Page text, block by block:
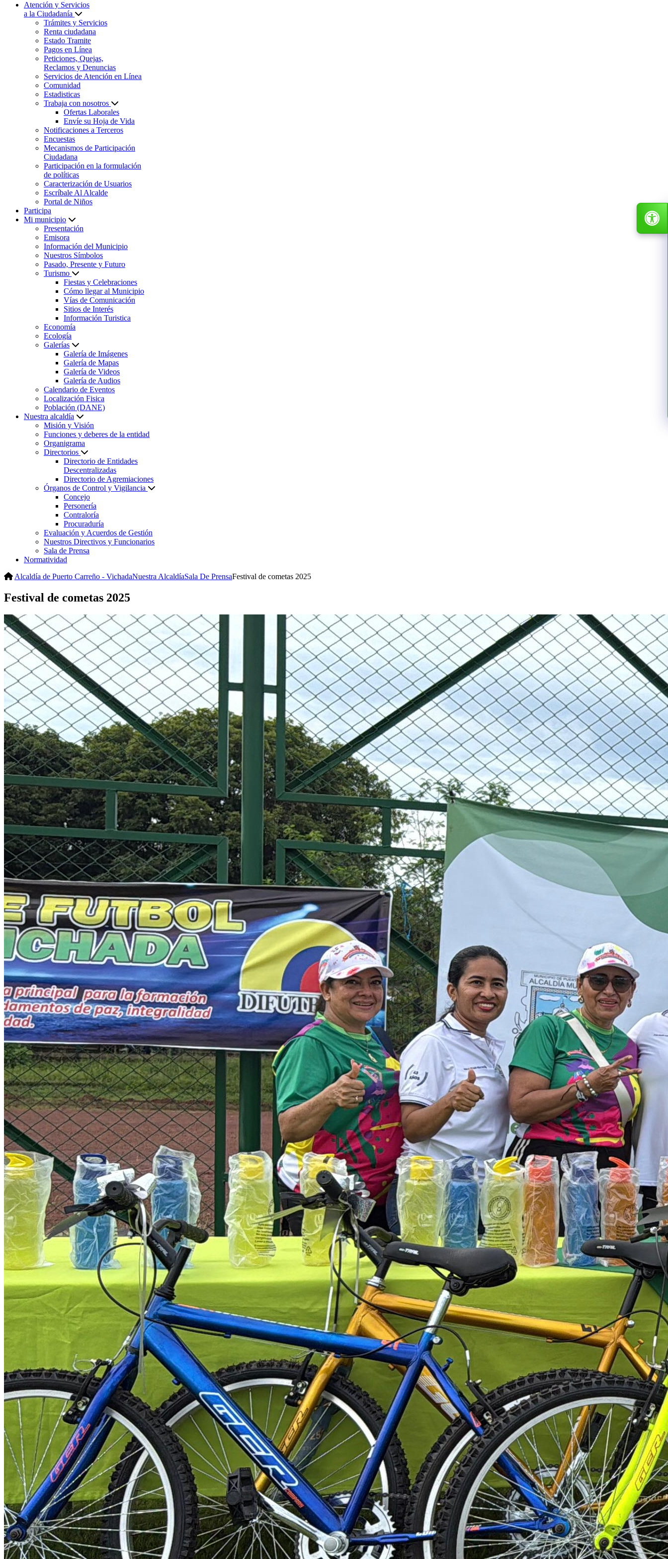
Atención y Servicios
a la Ciudadanía
Trámites y Servicios
Renta ciudadana
Estado Tramite
Pagos en Línea
Peticiones, Quejas,
Reclamos y Denuncias
Servicios de Atención en Línea
Comunidad
Estadisticas
Trabaja con nosotros
Ofertas Laborales
Envíe su Hoja de Vida
Notificaciones a Terceros
Encuestas
Mecanismos de Participación
Ciudadana
Participación en la formulación
de políticas
Caracterización de Usuarios
Escríbale Al Alcalde
Portal de Niños
Participa
Mi municipio
Presentación
Emisora
Información del Municipio
Nuestros Símbolos
Pasado, Presente y Futuro
Turismo
Fiestas y Celebraciones
Cómo llegar al Municipio
Vías de Comunicación
Sitios de Interés
Información Turistica
Economía
Ecología
Galerías
Galería de Imágenes
Galería de Mapas
Galería de Videos
Galería de Audios
Calendario de Eventos
Localización Fisica
Población (DANE)
Nuestra alcaldía
Misión y Visión
Funciones y deberes de la entidad
Organigrama
Directorios
Directorio de Entidades
Descentralizadas
Directorio de Agremiaciones
Órganos de Control y Vigilancia
Concejo
Personería
Contraloría
Procuraduría
Evaluación y Acuerdos de Gestión
Nuestros Directivos y Funcionarios
Sala de Prensa
Normatividad
Alcaldía de Puerto Carreño - VichadaNuestra AlcaldíaSala De PrensaFestival de cometas 2025
Festival de cometas 2025